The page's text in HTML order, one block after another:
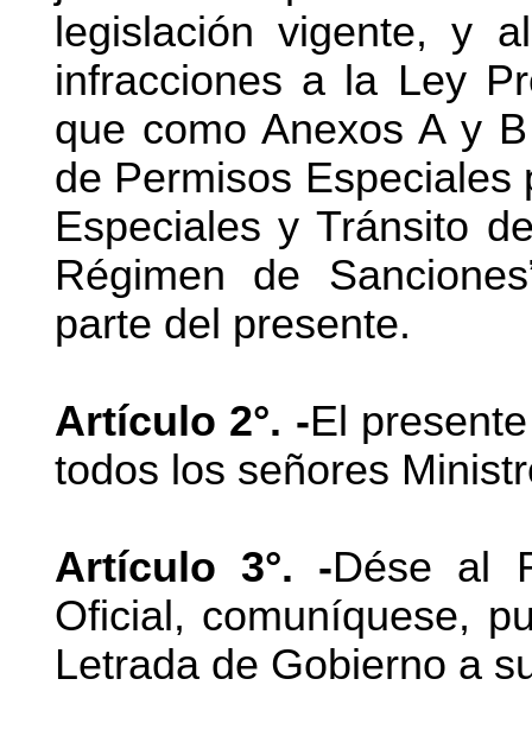
legislación vigente, y
infracciones a la Ley
que como Anexos A y
de Permisos Especiales
Especiales y Tránsito
Régimen de
parte del presente.
Artículo 2°. -El
todos los señores
Artículo 3°. -Dése al
Oficial, comuníquese,
Letrada de Gobierno a